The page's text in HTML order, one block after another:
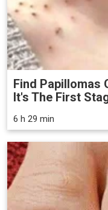
Find Papillomas
It's The First
6 h 29 min